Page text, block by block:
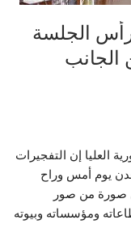
الجلسة
الجانب
العليا إن التفجيرات
عدن يوم أمس وراح
صورة من صور
ومؤسساته وبيوته